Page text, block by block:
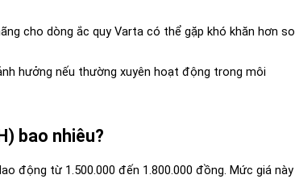
cho dòng ắc quy Varta có thể gặp khó khăn hơn so
hưởng nếu thường xuyên hoạt động trong môi
bao nhiêu?
động từ 1.500.000 đến 1.800.000 đồng. Mức giá này